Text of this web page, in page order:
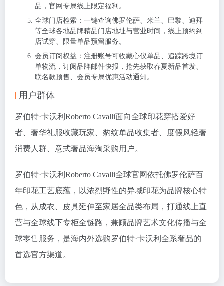
品，官网专属线上限定福利。
全球门店检索：一键查询佛罗伦萨、米兰、巴黎、迪拜
等全球各地品牌精品门店地址与营业时间，线上预约到
店试穿、限量单品预留服务。
会员订阅权益：注册账号可收藏心仪单品、追踪跨境订
单物流，订阅品牌邮件快报，抢先获取春夏新品首发、
联名款预售、会员专属优惠活动通知。
用户群体
罗伯特·卡沃利Roberto Cavalli面向全球印花穿搭爱好
者、奢华礼服收藏玩家、豹纹单品收集者、度假风轻奢
消费人群、意式奢品海淘采购用户。
罗伯特·卡沃利Roberto Cavalli全球官网依托佛罗伦萨百
年印花工艺底蕴，以浓烈野性的异域印花为品牌核心特
色，从成衣、皮具延伸至家居全品类布局，打通线上直
营与全球线下专柜全链路，兼顾品牌艺术文化传播与全
球零售服务，是海内外选购罗伯特·卡沃利全系奢品的
首选官方渠道。